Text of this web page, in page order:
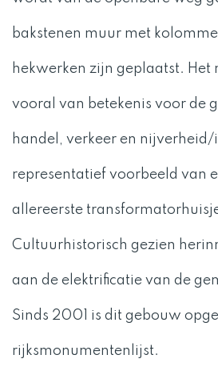
bakstenen muur met
hekwerken zijn geplaatst. Het
vooral van betekenis voor de
handel, verkeer en nijverheid/
representatief voorbeeld van
allereerste
Cultuurhistorisch gezien
aan de elektrificatie van de
Sinds 2001 is dit gebouw
rijksmonumentenlijst.